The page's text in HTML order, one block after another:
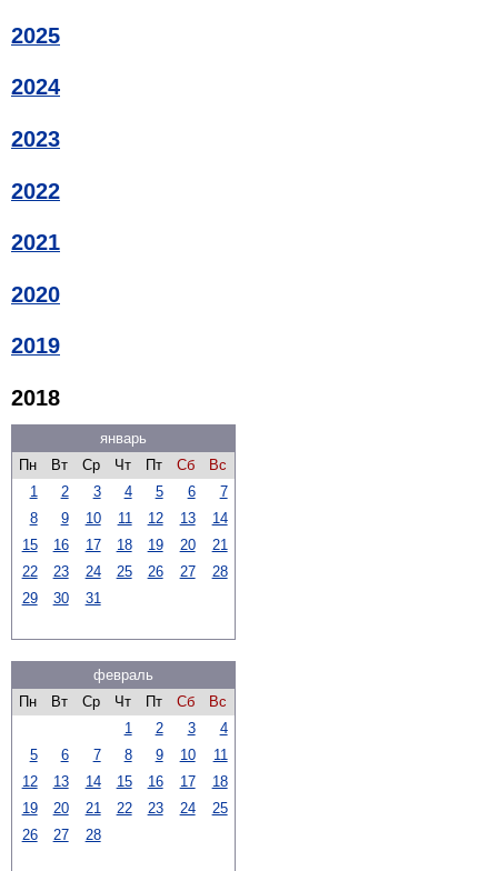
2025
2024
2023
2022
2021
2020
2019
2018
январь
Пн
Вт Ср Чт Пт Сб
Вс
1
2 3 4 5 6
7
8
9 10 11 12 13
14
15
16 17 18 19 20
21
22
23 24 25 26 27
28
29
30 31
февраль
Пн
Вт Ср Чт Пт Сб
Вс
1
2 3
4
5
6 7 8 9 10
11
12
13 14 15 16 17
18
19
20 21 22 23 24
25
26
27 28